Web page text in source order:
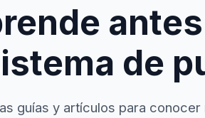
de
guías y artículos para